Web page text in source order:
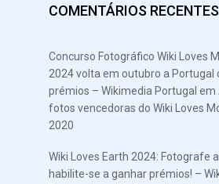
COMENTÁRIOS RECENTES
Concurso Fotográfico Wiki Loves
2024 volta em outubro a Portugal
prémios – Wikimedia Portugal em
fotos vencedoras do Wiki Loves
2020
Wiki Loves Earth 2024: Fotografe
habilite-se a ganhar prémios! –